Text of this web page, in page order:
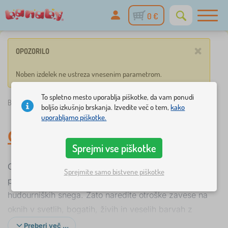
0 €
×
OPOZORILO
Noben izdelek ne ustreza vnesenim parametrom.
Banaby.si »Okras/ Draperije in zavese / Zavese
Otroške zavese
Otroški sobi je treba zagotoviti tudi senco v vročih
poletnih dneh ali pozimi, ko se sonce odseva od
hudourniških snega. Zato naredite otroške zavese na
oknih v svetlih, bogatih, živih in veselih barvah z
različnimi slikovnimi motivi. Snov bo učinkovito
Preberi več ...
To spletno mesto uporablja piškotke, da vam ponudi
boljšo izkušnjo brskanja. Izvedite več o tem,kako
uporabljamo piškotke.
Sprejmi vse piškotke
Sprejmite samo bistvene piškotke